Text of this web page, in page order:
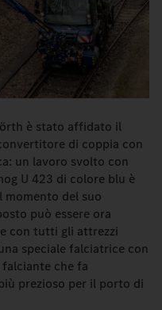
è stato affidato il
di coppia con
un lavoro svolto con
U 423 di colore blu è
momento del suo
può essere ora
con tutti gli attrezzi
speciale falciatrice con
che fa
prezioso per il porto di